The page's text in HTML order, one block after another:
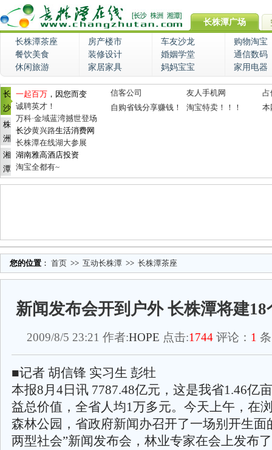
长株潭广场
长株潭茶座 房产楼市 车友沙龙
购物淘宝
餐饮美食
装修设计 婚姻学堂
通信数码
休闲旅游
家居家具 妈妈宝宝 家用电器
长
沙
株
洲
湘
潭
一起百万 ，因您而变
诚聘英才！
万科·金域蓝湾撼世登场
长沙黄兴路生活消费网
长株潭在线湖大参展
湖南雅高酒店投资
淘宝全都有~
信客公司 友人手机网
占
自购省钱分享赚钱！
淘宝特卖！！！ 本
您的位置 ： 首页 >> 互动长株潭 >> 长株潭茶座
新闻发布会开到户外 长株潭将建
2009/8/5 23:21 作者:HOPE 点击:1744评论： 1
■记者 胡信锋 实习生 彭牡
本报8月4日讯 7787.48亿元，这是我省1.46亿
益总价值，全省人均1万多元。今天上午，在
森林公园，省政府新闻办召开了一场别开生面
两型社会”新闻发布会，林业专家在会上发布